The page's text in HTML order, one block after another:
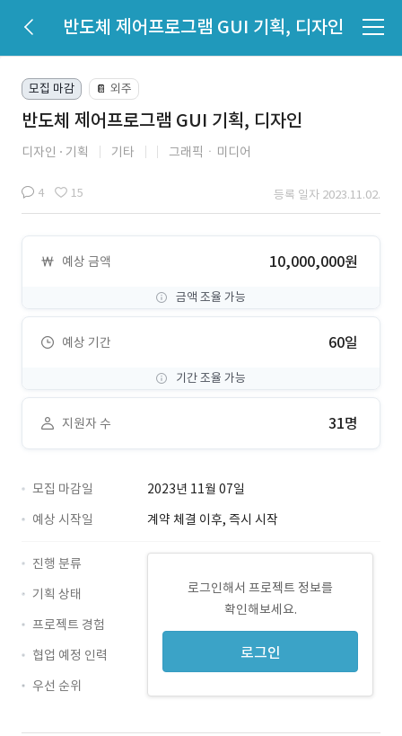
반도체 제어프로그램 GUI 기획, 디자인
모집 마감 📔 외주
반도체 제어프로그램 GUI 기획, 디자인
디자인 기획 기타 그래픽ㆍ미디어
4 15 등록 일자 2023.11.02.
예상 금액 10,000,000원
금액 조율 가능
예상 기간 60일
기간 조율 가능
지원자 수 31명
모집 마감일
2023년 11월 07일
예상 시작일
계약 체결 이후, 즉시 시작
로그인해서 프로젝트 정보를
확인해보세요.
로그인
진행 분류
기획 상태
프로젝트 경험
협업 예정 인력
우선 순위